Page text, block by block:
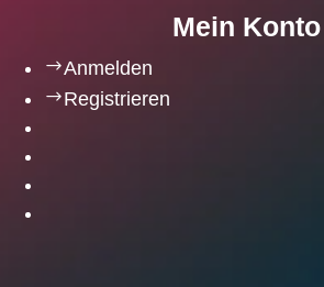
Mein Konto
$Anmelden
$Registrieren